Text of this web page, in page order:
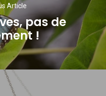
Article
pas de
!